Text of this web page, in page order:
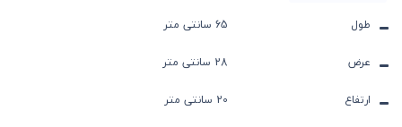
طول
65 سانتی متر
عرض
28 سانتی متر
ارتفاع
20 سانتی متر